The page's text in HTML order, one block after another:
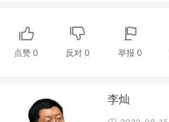
点赞 0 反对0 举报 0
李灿